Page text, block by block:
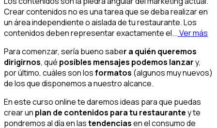
Crear contenidos no es una tarea que se deba realizar en
un área independiente o aislada de tu restaurante. Los
contenidos deben representar exactamente el...Ver más
Para comenzar, sería bueno saber a quién queremos
dirigirnos, qué posibles mensajes podemos lanzary,
por último, cuáles son losformatos (algunos muy nuevos)
de los que disponemos a nuestro alcance.
En este curso online te daremos ideas para que puedas
crear un plan de contenidos para tu restaurantey te
pondremos al día en lastendenciasen el consumo de